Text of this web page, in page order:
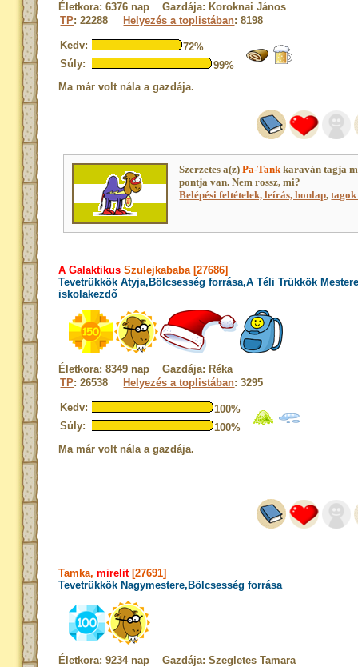
Életkora: 6376 nap Gazdája: Koroknai János
TP: 22288 Helyezés a toplistában: 8198
Kedv:
72%
Súly:
99%
Ma már volt nála a gazdája.
Szerzetes a(z)Pa-Tankkaraván tagja
pontja van. Nem rossz, mi?
Belépési feltételek, leírás, honlap,
A Galaktikus Szulejkababa [27686]
Tevetrükkök Atyja,Bölcsesség forrása,A Téli Trükkök
iskolakezdő
Életkora: 8349 nap Gazdája: Réka
TP: 26538 Helyezés a toplistában: 3295
Kedv:
100%
Súly:
100%
Ma már volt nála a gazdája.
Tamka,mirelit[27691]
Tevetrükkök Nagymestere,Bölcsesség forrása
Életkora: 9234 nap Gazdája: Szegletes Tamara